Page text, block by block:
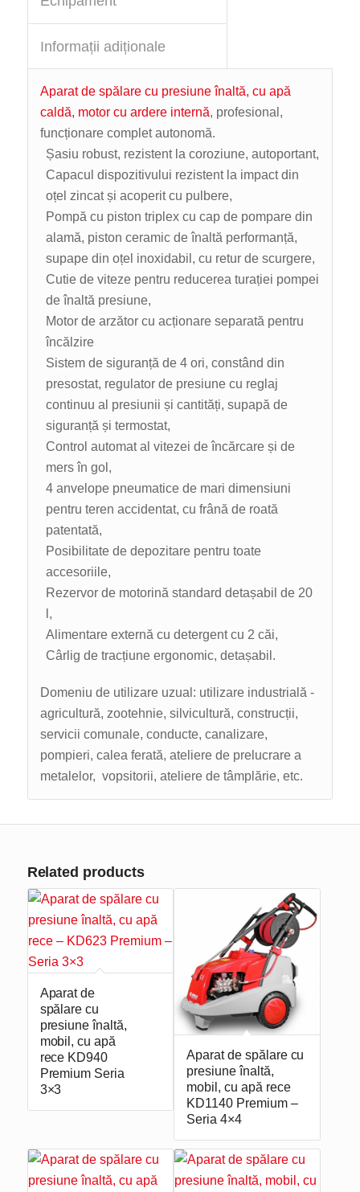
Informații adiționale
Aparat de spălare cu presiune înaltă, cu apă
caldă, motor cu ardere internă, profesional,
funcționare complet autonomă.
Șasiu robust, rezistent la coroziune, autoportant,
Capacul dispozitivului rezistent la impact din
oțel zincat și acoperit cu pulbere,
Pompă cu piston triplex cu cap de pompare din
alamă, piston ceramic de înaltă performanță,
supape din oțel inoxidabil, cu retur de scurgere,
Cutie de viteze pentru reducerea turației pompei
de înaltă presiune,
Motor de arzător cu acționare separată pentru
încălzire
Sistem de siguranță de 4 ori, constând din
presostat, regulator de presiune cu reglaj
continuu al presiunii și cantități, supapă de
siguranță și termostat,
Control automat al vitezei de încărcare și de
mers în gol,
4 anvelope pneumatice de mari dimensiuni
pentru teren accidentat, cu frână de roată
patentată,
Posibilitate de depozitare pentru toate
accesoriile,
Rezervor de motorină standard detașabil de 20
l,
Alimentare externă cu detergent cu 2 căi,
Cârlig de tracțiune ergonomic, detașabil.
Domeniu de utilizare uzual: utilizare industrială -
agricultură, zootehnie, silvicultură, construcții,
servicii comunale, conducte, canalizare,
pompieri, calea ferată, ateliere de prelucrare a
metalelor, vopsitorii, ateliere de tâmplărie, etc.
Related products
Aparat de
spălare cu
presiune înaltă,
mobil, cu apă
rece KD940
Premium Seria
3×3
Aparat de spălare cu
presiune înaltă,
mobil, cu apă rece
KD1140 Premium –
Seria 4×4